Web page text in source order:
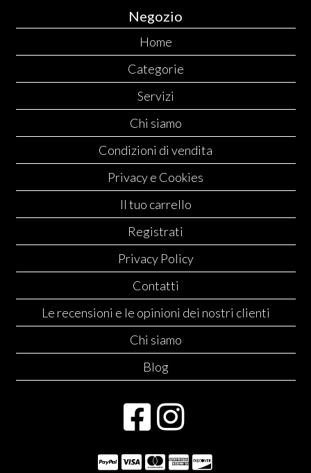
Negozio
Home
Categorie
Servizi
Chi siamo
Condizioni di vendita
Privacy e Cookies
Il tuo carrello
Registrati
Privacy Policy
Contatti
Le recensioni e le opinioni dei nostri clienti
Chi siamo
Blog